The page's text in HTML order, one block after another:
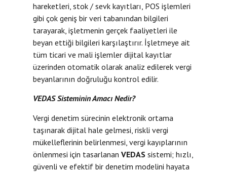
hareketleri, stok / sevk kayıtları, POS işlemleri
gibi çok geniş bir veri tabanından bilgileri
tarayarak, işletmenin gerçek faaliyetleri ile
beyan ettiği bilgileri karşılaştırır. İşletmeye ait
tüm ticari ve mali işlemler dijital kayıtlar
üzerinden otomatik olarak analiz edilerek vergi
beyanlarının doğruluğu kontrol edilir.
VEDAS Sisteminin Amacı Nedir?
Vergi denetim sürecinin elektronik ortama
taşınarak dijital hale gelmesi, riskli vergi
mükelleflerinin belirlenmesi, vergi kayıplarının
önlenmesi için tasarlanan VEDAS sistemi; hızlı,
güvenli ve efektif bir denetim modelini hayata